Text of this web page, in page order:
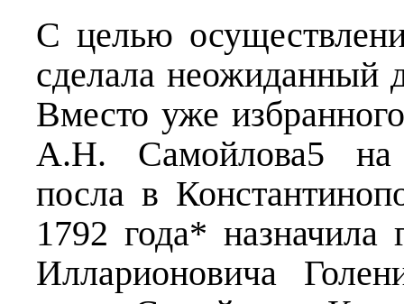
С целью
сделала неожиданный
Вместо уже
А.Н. Самойлова5 на
посла в
1792 года* назначила
Илларионовича